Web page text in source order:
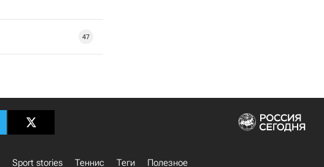
47
Sport stories Теннис Теги
Полезное